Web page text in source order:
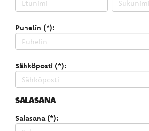
Puhelin (*):
Sähköposti (*):
SALASANA
Salasana (*):